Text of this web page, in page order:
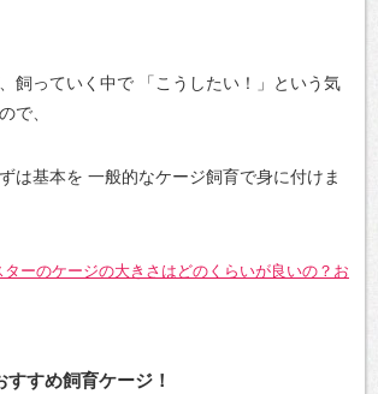
飼っていく中で 「こうしたい！」という気
で、
は基本を 一般的なケージ飼育で身に付けま
ターのケージの大きさはどのくらいが良いの？お
すめ飼育ケージ！